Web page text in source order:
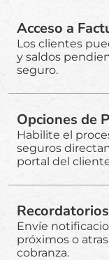
Acceso a
Los clientes
y saldos
seguro.
Opciones de
Habilite el
seguros
portal del
Envíe
próximos o
cobranza.